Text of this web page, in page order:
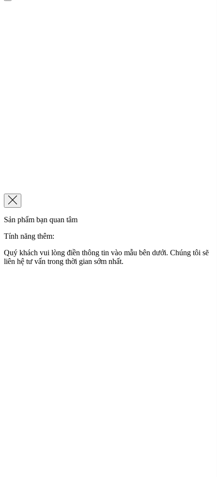
Sản phẩm bạn quan tâm
Tính năng thêm:
Quý khách vui lòng điền thông tin vào mẫu bên dưới. Chúng tôi sẽ
liên hệ tư vấn trong thời gian sớm nhất.